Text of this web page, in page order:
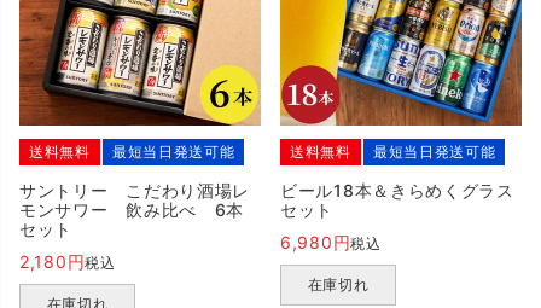
送料無料 最短当日発送可能
サントリー こだわり酒場レ
モンサワー 飲み比べ 6本
セット
2,180
税込
在庫切れ
送料無料 最短当日発送可能
ビール18本＆きらめくグラス
セット
6,980
税込
在庫切れ